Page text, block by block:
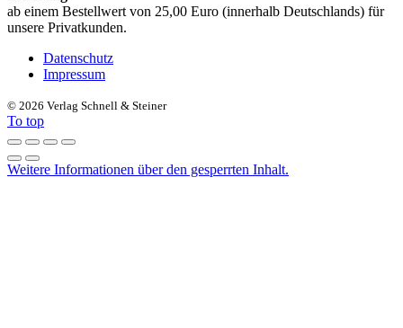
ab einem Bestellwert von 25,00 Euro (innerhalb Deutschlands) für
unsere Privatkunden.
Datenschutz
Impressum
© 2026 Verlag Schnell & Steiner
To top
Weitere Informationen über den gesperrten Inhalt.